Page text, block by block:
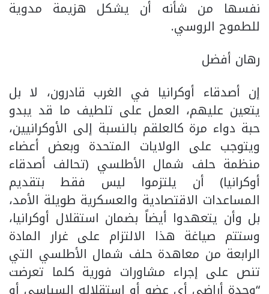
نفسها من شأنه أن يشكل هزيمة مدوية
للطموح الروسي.
رهان أفضل
إن أصدقاء أوكرانيا في الغرب قادرون، لا بل
يتعين عليهم، العمل على تلطيف ما قد يبدو
حبة دواء مرة كالعلقم بالنسبة إلى الأوكرانيين،
ويتوجب على الولايات المتحدة وبعض أعضاء
منظمة حلف شمال الأطلسي (تحالف أصدقاء
أوكرانيا) أن يلتزموا ليس فقط بتقديم
المساعدات الاقتصادية والعسكرية طويلة الأمد،
بل وأن يتعهدوا أيضاً بضمان استقلال أوكرانيا،
وستتم صياغة هذا الالتزام على غرار المادة
الرابعة من معاهدة حلف شمال الأطلسي التي
تنص على إجراء مشاورات فورية كلما تعرضت